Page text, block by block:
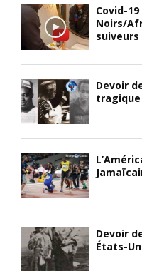
Covid-
Noirs/
Devoir
tragique
Devoir
États-